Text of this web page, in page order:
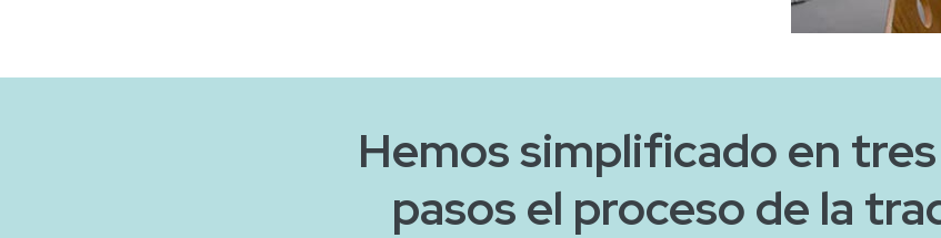
Hemos simplificado en
pasos el proceso de la